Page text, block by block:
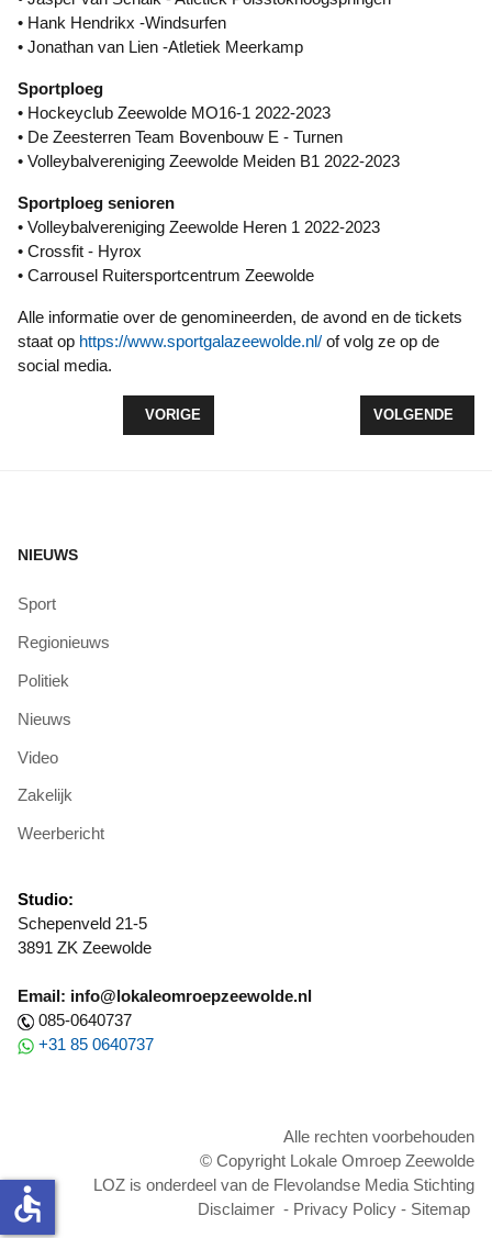
• Hank Hendrikx -Windsurfen
• Jonathan van Lien -Atletiek Meerkamp
Sportploeg
• Hockeyclub Zeewolde MO16-1 2022-2023
• De Zeesterren Team Bovenbouw E - Turnen
• Volleybalvereniging Zeewolde Meiden B1 2022-2023
Sportploeg senioren
• Volleybalvereniging Zeewolde Heren 1 2022-2023
• Crossfit - Hyrox
• Carrousel Ruitersportcentrum Zeewolde
Alle informatie over de genomineerden, de avond en de tickets
staat op https://www.sportgalazeewolde.nl/ of volg ze op de
social media.
VORIG ARTIKEL: WOLDERWIJD/DYZLE WINT
VORIGE VOLGENDE
VOLGENDE
NIEUWS
Sport
Regionieuws
Politiek
Nieuws
Video
Zakelijk
Weerbericht
Studio:
Schepenveld 21-5
3891 ZK Zeewolde
Email: info@lokaleomroepzeewolde.nl
085-0640737
+31 85 0640737
Alle rechten voorbehouden
© Copyright Lokale Omroep Zeewolde
LOZ is onderdeel van de Flevolandse Media Stichting
Disclaimer - Privacy Policy - Sitemap
accessible